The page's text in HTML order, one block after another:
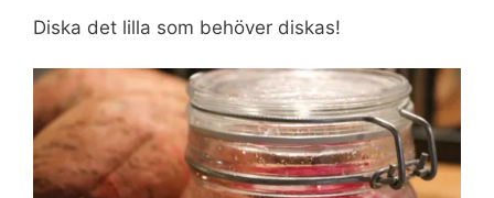
Diska det lilla som behöver diskas!